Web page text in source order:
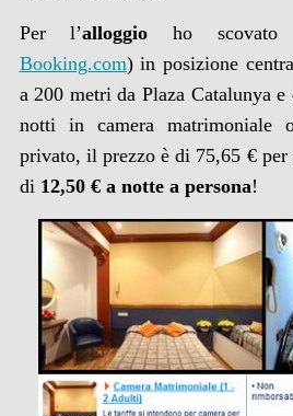
Per l’alloggio ho
Booking.com) in posizione
a 200 metri da Plaza Catalunya
notti in camera matrimoniale
privato, il prezzo è di 75,65 € per
di 12,50 € a notte a persona!